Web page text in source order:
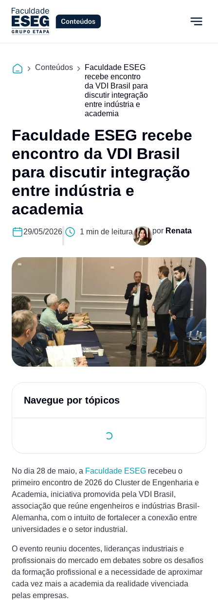
Conteúdos
Faculdade ESEG
recebe encontro
da VDI Brasil para
discutir integração
entre indústria e
academia
Faculdade ESEG recebe
encontro da VDI Brasil
para discutir integração
entre indústria e
academia
por Renata
29/05/2026 1 min de leitura
Navegue por tópicos
No dia 28 de maio, a Faculdade ESEG recebeu o
primeiro encontro de 2026 do Cluster de Engenharia e
Academia, iniciativa promovida pela VDI Brasil,
associação que reúne engenheiros e indústrias Brasil-
Alemanha, com o intuito de fortalecer a conexão entre
universidades e o setor industrial.
O evento reuniu docentes, lideranças industriais e
profissionais do mercado em debates sobre os desafios
da formação profissional e a necessidade de aproximar
cada vez mais a academia da realidade vivenciada
pelas empresas.